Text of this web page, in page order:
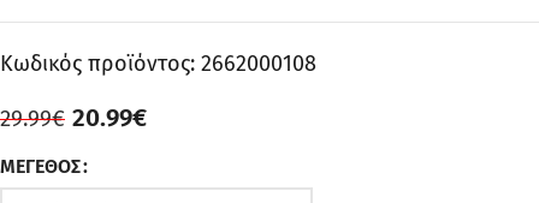
Κωδικός προϊόντος: 2662000108
29.99€ 20.99€
ΜΈΓΕΘΟΣ